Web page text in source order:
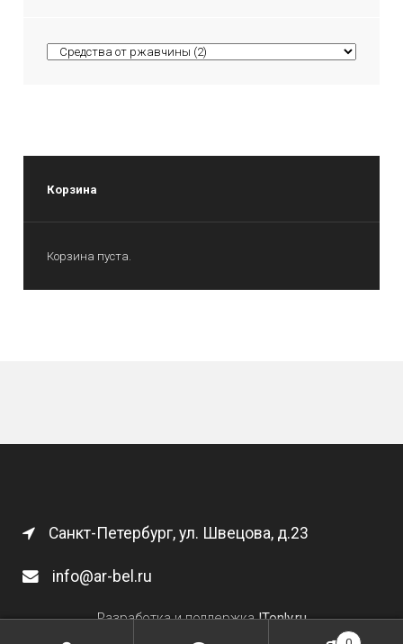
Корзина
Корзина пуста.
Санкт-Петербург, ул. Швецова, д.23
info@ar-bel.ru
Разработка и поддержкаITonly.ru